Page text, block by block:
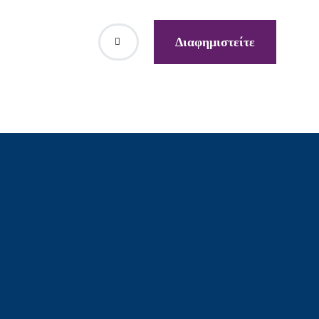
Διαφημιστείτε